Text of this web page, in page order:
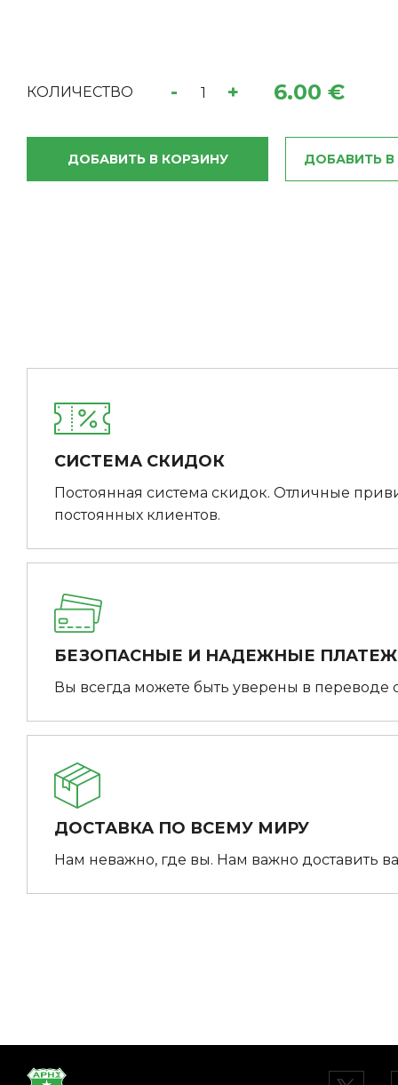
КОЛИЧЕСТВО - + 6.00 €
ДОБАВИТЬ В КОРЗИНУ ДОБАВИТЬ
СИСТЕМА СКИДОК
Постоянная система скидок. Отличные
постоянных клиентов.
БЕЗОПАСНЫЕ И НАДЕЖНЫЕ
Вы всегда можете быть уверены в переводе
ДОСТАВКА ПО ВСЕМУ МИРУ
Нам неважно, где вы. Нам важно доставить